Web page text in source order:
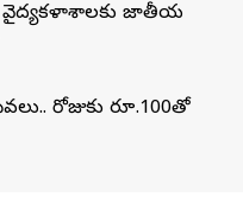
వైద్యకళాశాలకు జాతీయ
రోజుకు రూ.100తో